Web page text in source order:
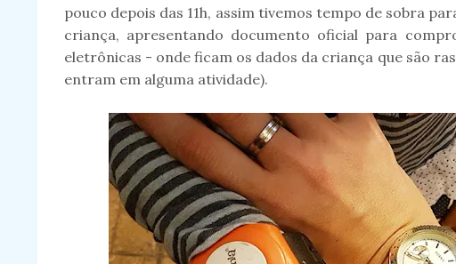
pouco depois das 11h, assim tivemos tempo de sobra
criança, apresentando documento oficial para
eletrônicas - onde ficam os dados da criança que são
entram em alguma atividade).